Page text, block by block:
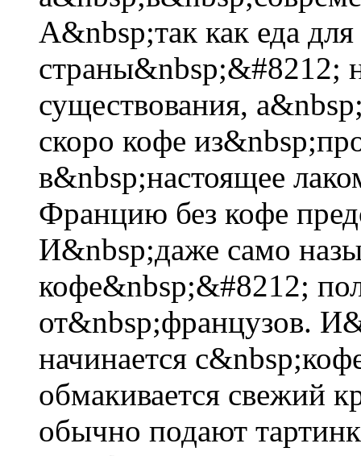
А&nbsp;так как еда
страны&nbsp;&#8212;
существования,
скоро кофе
в&nbsp;настоящее
Францию без кофе
И&nbsp;даже само
кофе&nbsp;&#8212;
от&nbsp;французов.
начинается
обмакивается свежий
обычно подают